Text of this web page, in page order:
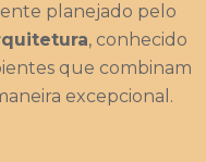
planejado pelo
, conhecido
que combinam
excepcional.